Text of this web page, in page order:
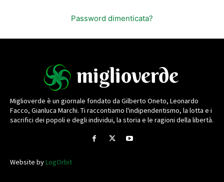
Password dimenticata?
Miglioverde è un giornale fondato da Gilberto Oneto, Leonardo
Facco, Gianluca Marchi. Ti raccontiamo l'indipendentismo, la lotta e i
sacrifici dei popoli e degli individui, la storia e le ragioni della libertà.
Website byLogOrbit